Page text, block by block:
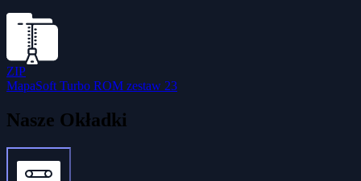
ZIP
MapaSoft Turbo ROM zestaw 23
Nasze Okładki